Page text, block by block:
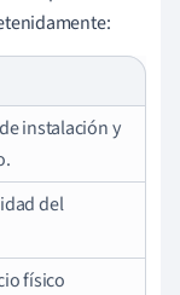
instalación y
del
físico